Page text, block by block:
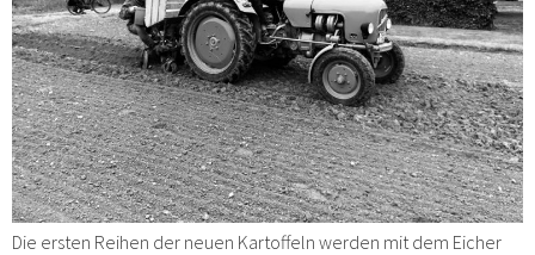
Die ersten Reihen der neuen Kartoffeln werden mit dem Eicher